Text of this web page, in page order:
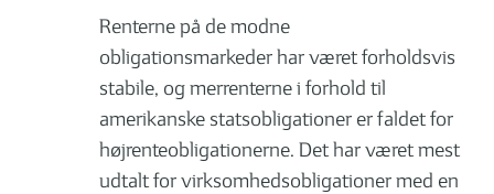
Renterne på de modne
obligationsmarkeder har været forholdsvis
stabile, og merrenterne i forhold til
amerikanske statsobligationer er faldet for
højrenteobligationerne. Det har været mest
udtalt for virksomhedsobligationer med en